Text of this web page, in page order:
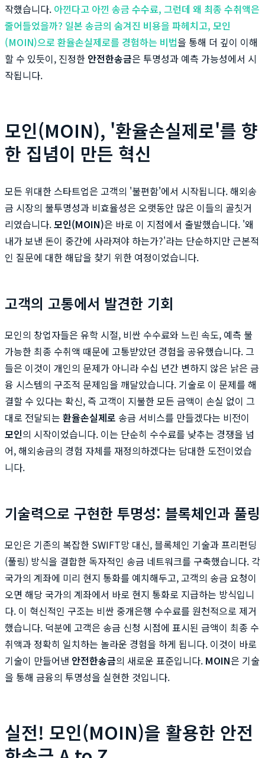
작했습니다. 아낀다고 아낀 송금 수수료, 그런데 왜 최종 수취액은
줄어들었을까? 일본 송금의 숨겨진 비용을 파헤치고, 모인
(MOIN)으로 환율손실제로를 경험하는 비법을 통해 더 깊이 이해
할 수 있듯이, 진정한 안전한송금은 투명성과 예측 가능성에서 시
작됩니다.
모인(MOIN), '환율손실제로'를 향
한 집념이 만든 혁신
모든 위대한 스타트업은 고객의 '불편함'에서 시작됩니다. 해외송
금 시장의 불투명성과 비효율성은 오랫동안 많은 이들의 골칫거
리였습니다.모인(MOIN)은 바로 이 지점에서 출발했습니다. '왜
내가 보낸 돈이 중간에 사라져야 하는가?'라는 단순하지만 근본적
인 질문에 대한 해답을 찾기 위한 여정이었습니다.
고객의 고통에서 발견한 기회
모인의 창업자들은 유학 시절, 비싼 수수료와 느린 속도, 예측 불
가능한 최종 수취액 때문에 고통받았던 경험을 공유했습니다. 그
들은 이것이 개인의 문제가 아니라 수십 년간 변하지 않은 낡은 금
융 시스템의 구조적 문제임을 깨달았습니다. 기술로 이 문제를 해
결할 수 있다는 확신, 즉 고객이 지불한 모든 금액이 손실 없이 그
대로 전달되는 환율손실제로 송금 서비스를 만들겠다는 비전이
모인의 시작이었습니다. 이는 단순히 수수료를 낮추는 경쟁을 넘
어, 해외송금의 경험 자체를 재정의하겠다는 담대한 도전이었습
니다.
기술력으로 구현한 투명성: 블록체인과 풀링
모인은 기존의 복잡한 SWIFT망 대신, 블록체인 기술과 프리펀딩
(풀링) 방식을 결합한 독자적인 송금 네트워크를 구축했습니다. 각
국가의 계좌에 미리 현지 통화를 예치해두고, 고객의 송금 요청이
오면 해당 국가의 계좌에서 바로 현지 통화로 지급하는 방식입니
다. 이 혁신적인 구조는 비싼 중개은행 수수료를 원천적으로 제거
했습니다. 덕분에 고객은 송금 신청 시점에 표시된 금액이 최종 수
취액과 정확히 일치하는 놀라운 경험을 하게 됩니다. 이것이 바로
기술이 만들어낸 안전한송금의 새로운 표준입니다. MOIN은 기술
을 통해 금융의 투명성을 실현한 것입니다.
실전! 모인(MOIN)을 활용한 안전